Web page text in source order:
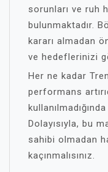
sorunları ve ruh
bulunmaktadır.
kararı almadan
ve hedeflerinizi
Her ne kadar
performans
Dolayısıyla, bu
sahibi olmadan
kaçınmalısınız.